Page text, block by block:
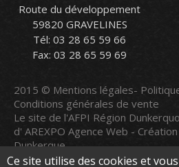
Route du développement
59820 GRAVELINES
Tél: 03 28 65 59 66
Fax: 03 28 65 59 69
2015 © Mentions légales-
Conditions générales de vente
Le site de l'AFPI Région
d' AREXPO Agence Web -
Dunkerque
Le site a été mis à jour le07/08/
Ce site utilise des cookies et